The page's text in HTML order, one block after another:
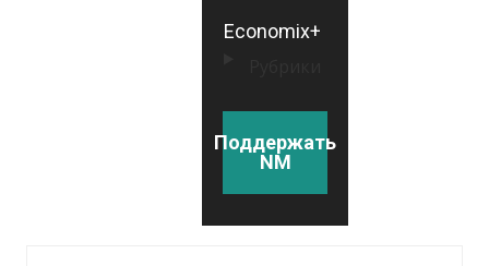
Economix+
Поддержать
NM